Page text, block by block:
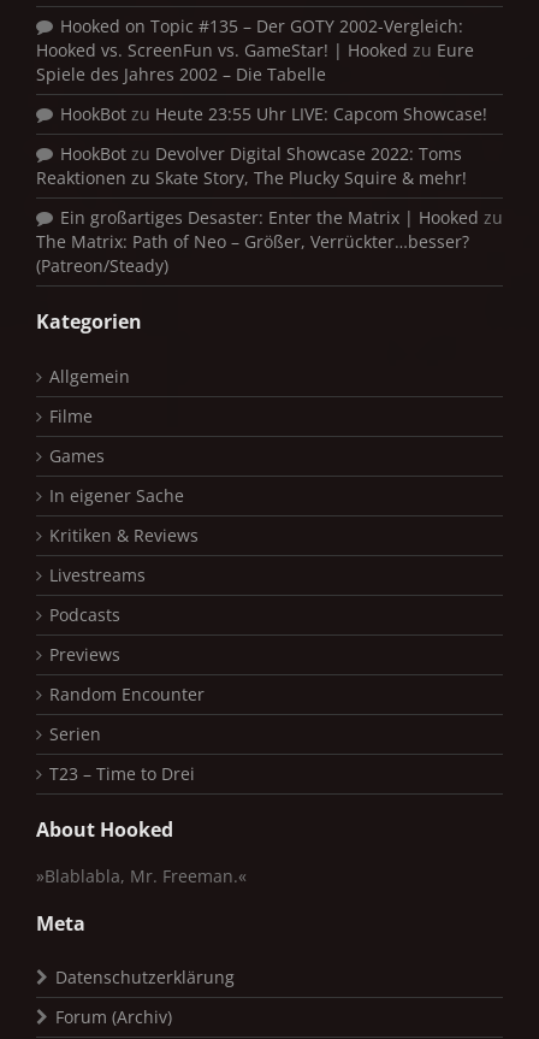
Hooked on Topic #135 – Der GOTY 2002-Vergleich:
Hooked vs. ScreenFun vs. GameStar! | Hooked zu Eure
Spiele des Jahres 2002 – Die Tabelle
HookBot zu Heute 23:55 Uhr LIVE: Capcom Showcase!
HookBot zu Devolver Digital Showcase 2022: Toms
Reaktionen zu Skate Story, The Plucky Squire & mehr!
Ein großartiges Desaster: Enter the Matrix | Hooked zu
The Matrix: Path of Neo – Größer, Verrückter…besser?
(Patreon/Steady)
Kategorien
Allgemein
Filme
Games
In eigener Sache
Kritiken & Reviews
Livestreams
Podcasts
Previews
Random Encounter
Serien
T23 – Time to Drei
About Hooked
»Blablabla, Mr. Freeman.«
Meta
Datenschutzerklärung
Forum (Archiv)